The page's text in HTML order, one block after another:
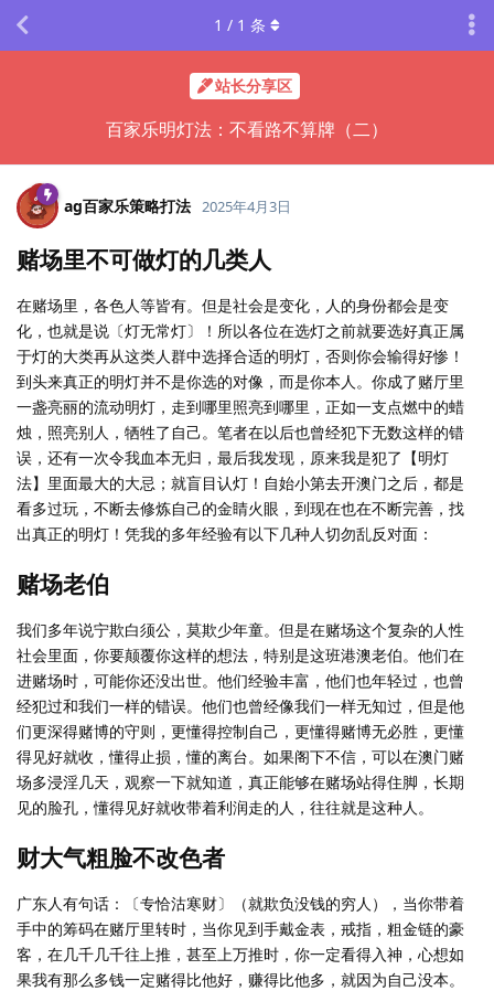
站长分享区
百家乐明灯法：不看路不算牌（二）
1 / 1 条
ag百家乐策略打法 2025年4月3日
赌场里不可做灯的几类人
在赌场里，各色人等皆有。但是社会是变化，人的身份都会是变
化，也就是说〔灯无常灯〕！所以各位在选灯之前就要选好真正属
于灯的大类再从这类人群中选择合适的明灯，否则你会输得好惨！
到头来真正的明灯并不是你选的对像，而是你本人。你成了赌厅里
一盏亮丽的流动明灯，走到哪里照亮到哪里，正如一支点燃中的蜡
烛，照亮别人，牺牲了自己。笔者在以后也曾经犯下无数这样的错
误，还有一次令我血本无归，最后我发现，原来我是犯了【明灯
法】里面最大的大忌；就盲目认灯！自始小第去开澳门之后，都是
看多过玩，不断去修炼自己的金睛火眼，到现在也在不断完善，找
出真正的明灯！凭我的多年经验有以下几种人切勿乱反对面：
赌场老伯
我们多年说宁欺白须公，莫欺少年童。但是在赌场这个复杂的人性
社会里面，你要颠覆你这样的想法，特别是这班港澳老伯。他们在
进赌场时，可能你还没出世。他们经验丰富，他们也年轻过，也曾
经犯过和我们一样的错误。他们也曾经像我们一样无知过，但是他
们更深得赌博的守则，更懂得控制自己，更懂得赌博无必胜，更懂
得见好就收，懂得止损，懂的离台。如果阁下不信，可以在澳门赌
场多浸淫几天，观察一下就知道，真正能够在赌场站得住脚，长期
见的脸孔，懂得见好就收带着利润走的人，往往就是这种人。
财大气粗脸不改色者
广东人有句话：〔专恰沽寒财〕（就欺负没钱的穷人），当你带着
手中的筹码在赌厅里转时，当你见到手戴金表，戒指，粗金链的豪
客，在几千几千往上推，甚至上万推时，你一定看得入神，心想如
果我有那么多钱一定赌得比他好，赚得比他多，就因为自己没本。